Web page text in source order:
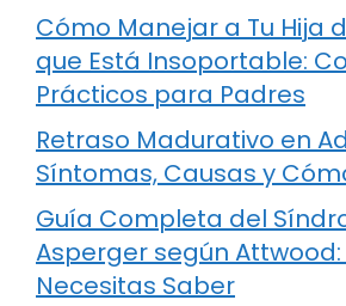
Cómo Manejar a Tu Hija
que Está Insoportable:
Prácticos para Padres
Retraso Madurativo en
Síntomas, Causas y
Guía Completa del
Asperger según
Necesitas Saber